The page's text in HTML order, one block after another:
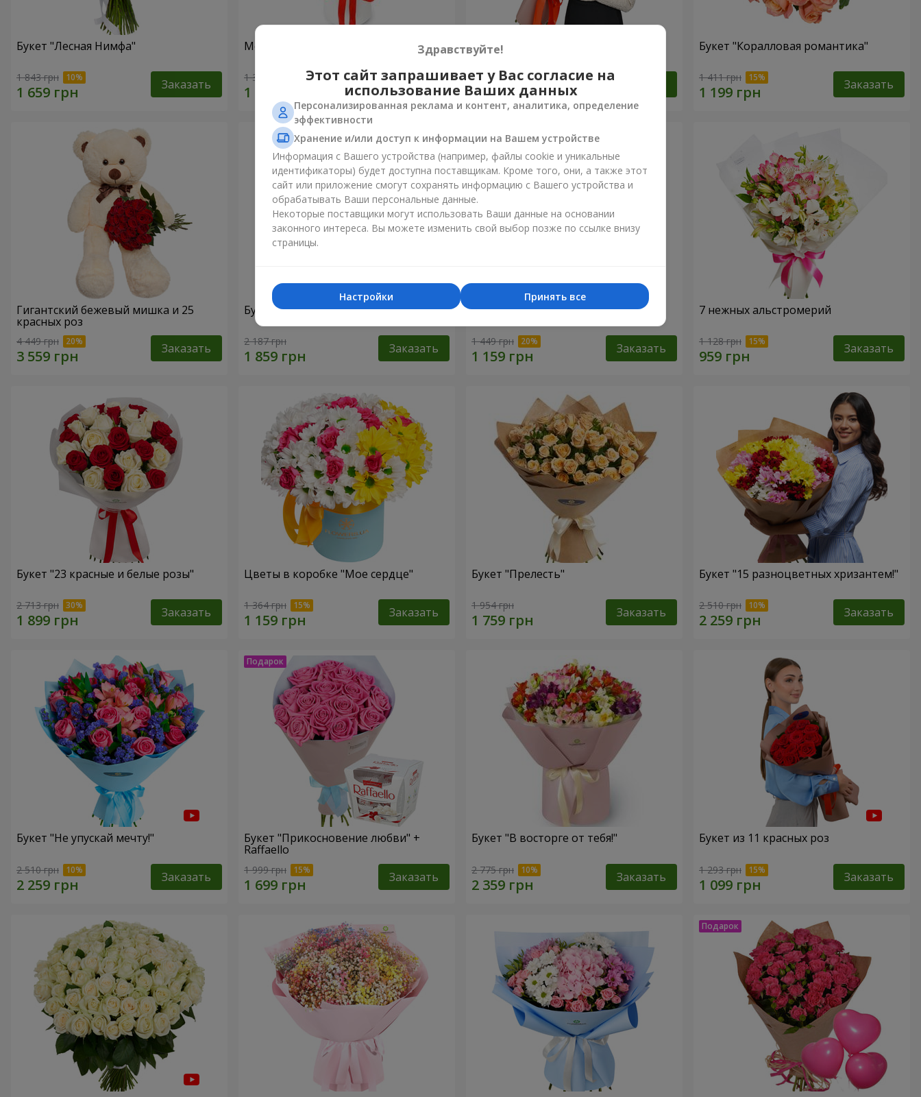
Букет "Лесная Нимфа"
1 843 грн Заказать
Монобукет из 11 красных роз
1 374 грн Заказать
Букет в упаковке "21 красная роза!"
2 324 грн
Букет "Коралловая романтика"
1 411 грн Заказать
Гигантский бежевый мишка и 25
красных роз
4 449 грн Заказать
Букет из 21 кремовой розы
2 187 грн Заказать
Букет "Яркие солнышки!"
1 449 грн Заказать
7 нежных альстромерий
1 128 грн Заказать
Букет "23 красные и белые розы"
2 713 грн Заказать
Цветы в коробке "Мое сердце"
1 364 грн Заказать
Букет "Прелесть"
1 954 грн Заказать
Букет "15 разноцветных хризантем!"
2 510 грн Заказать
Букет "Не упускай мечту!"
2 510 грн Заказать
Букет "Прикосновение любви" +
Raffaello
1 999 грн Заказать
Букет "В восторге от тебя!"
2 775 грн Заказать
Букет из 11 красных роз
1 293 грн Заказать
Здравствуйте!
Этот сайт запрашивает у Вас согласие на
использование Ваших данных
Персонализированная реклама и контент, аналитика, определение
эффективности
Хранение и/или доступ к информации на Вашем устройстве
Информация с Вашего устройства (например, файлы cookie и уникальные
идентификаторы) будет доступна поставщикам. Кроме того, они, а также этот
сайт или приложение смогут сохранять информацию с Вашего устройства и
обрабатывать Ваши персональные данные.
Некоторые поставщики могут использовать Ваши данные на основании
законного интереса. Вы можете изменить свой выбор позже по ссылке внизу
страницы.
Принять все
Настройки